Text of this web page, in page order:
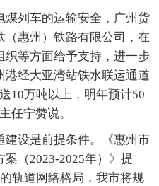
列车的运输安全，广州货
惠州）铁路有限公司，在
织等方面给予支持，进一步
经大亚湾站铁水联运通道
10万吨以上，明年预计50
任宁赞说。
设是前提条件。《惠州市
（2023-2025年）》提
轨道网络格局，我市将规